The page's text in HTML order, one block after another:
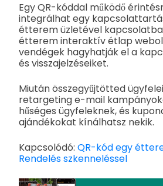
Egy QR-kóddal működő
integrálhat egy
étterem üzletével
étterem interaktív étlap
vendégek hagyhatják el a
és visszajelzéseiket.
Miután összegyűjtötted
retargeting e-mail
hűséges ügyfeleknek, és
ajándékokat kínálhatsz nekik.
Kapcsolódó: QR-kód egy
Rendelés szkenneléssel